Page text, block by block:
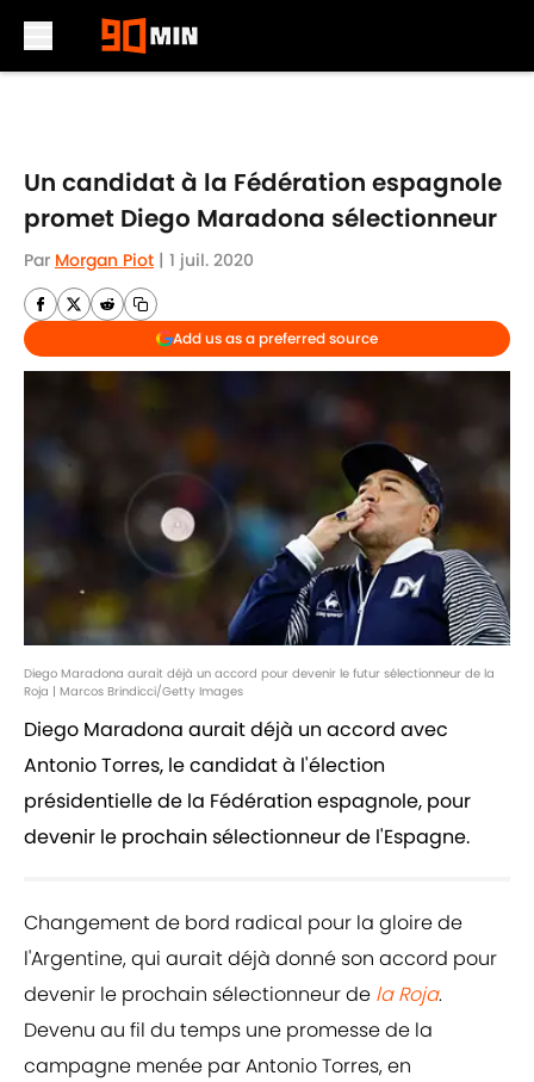
Un candidat à la Fédération espagnole
promet Diego Maradona sélectionneur
Par Morgan Piot | 1 juil. 2020
Add us as a preferred source
Diego Maradona aurait déjà un accord pour devenir le futur sélectionneur de la
Roja | Marcos Brindicci/Getty Images
Diego Maradona aurait déjà un accord avec
Antonio Torres, le candidat à l'élection
présidentielle de la Fédération espagnole, pour
devenir le prochain sélectionneur de l'Espagne.
Changement de bord radical pour la gloire de
l'Argentine, qui aurait déjà donné son accord pour
devenir le prochain sélectionneur de la Roja.
Devenu au fil du temps une promesse de la
campagne menée par Antonio Torres, en